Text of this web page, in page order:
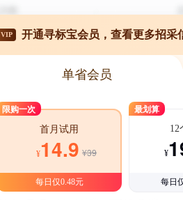
VIP 开通寻标宝会员，查看更多招采
单省会员
限购一次
首月试用
¥14.9 ¥39
每日仅0.48元
最划算
12
¥
每日